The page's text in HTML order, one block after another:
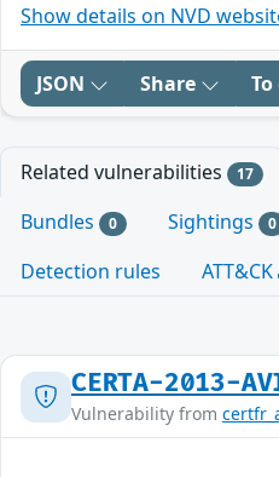
Show details on NVD
JSON Share
Related vulnerabilities 17
Bundles 0 Sightings 0
Detection rules
ATT&CK
CERTA-2013-
Vulnerability from